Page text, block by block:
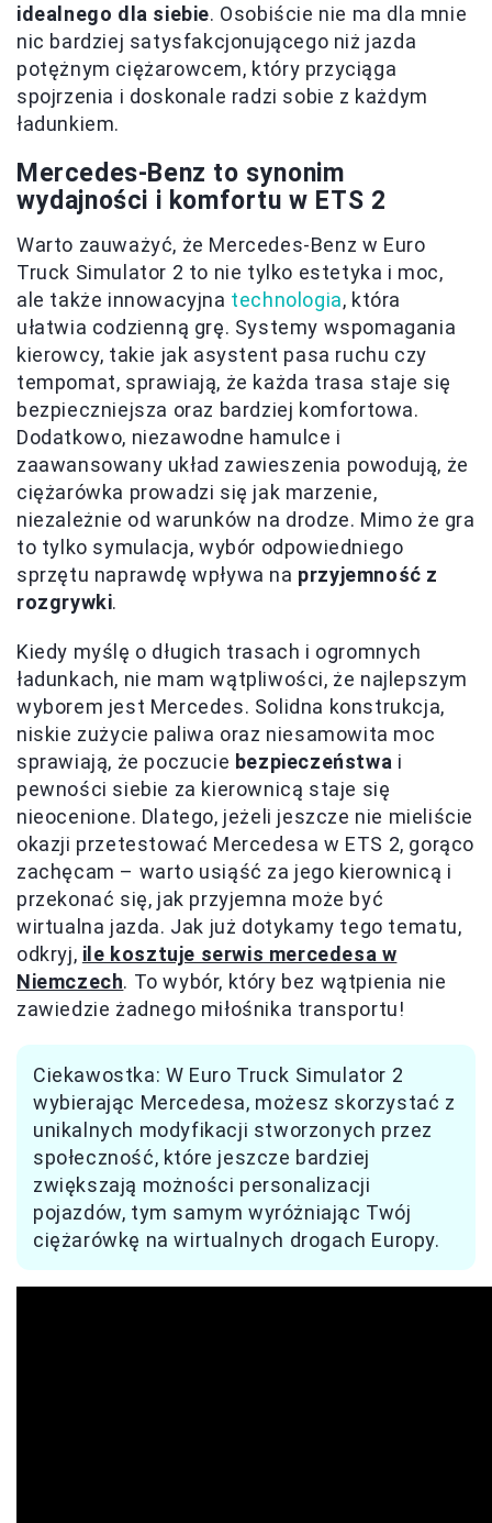
idealnego dla siebie. Osobiście nie ma dla mnie
nic bardziej satysfakcjonującego niż jazda
potężnym ciężarowcem, który przyciąga
spojrzenia i doskonale radzi sobie z każdym
ładunkiem.
Mercedes-Benz to synonim
wydajności i komfortu w ETS 2
Warto zauważyć, że Mercedes-Benz w Euro
Truck Simulator 2 to nie tylko estetyka i moc,
ale także innowacyjna technologia, która
ułatwia codzienną grę. Systemy wspomagania
kierowcy, takie jak asystent pasa ruchu czy
tempomat, sprawiają, że każda trasa staje się
bezpieczniejsza oraz bardziej komfortowa.
Dodatkowo, niezawodne hamulce i
zaawansowany układ zawieszenia powodują, że
ciężarówka prowadzi się jak marzenie,
niezależnie od warunków na drodze. Mimo że gra
to tylko symulacja, wybór odpowiedniego
sprzętu naprawdę wpływa na przyjemność z
rozgrywki.
Kiedy myślę o długich trasach i ogromnych
ładunkach, nie mam wątpliwości, że najlepszym
wyborem jest Mercedes. Solidna konstrukcja,
niskie zużycie paliwa oraz niesamowita moc
sprawiają, że poczucie bezpieczeństwa i
pewności siebie za kierownicą staje się
nieocenione. Dlatego, jeżeli jeszcze nie mieliście
okazji przetestować Mercedesa w ETS 2, gorąco
zachęcam – warto usiąść za jego kierownicą i
przekonać się, jak przyjemna może być
wirtualna jazda. Jak już dotykamy tego tematu,
odkryj, ile kosztuje serwis mercedesa w
Niemczech. To wybór, który bez wątpienia nie
zawiedzie żadnego miłośnika transportu!
Ciekawostka: W Euro Truck Simulator 2
wybierając Mercedesa, możesz skorzystać z
unikalnych modyfikacji stworzonych przez
społeczność, które jeszcze bardziej
zwiększają możności personalizacji
pojazdów, tym samym wyróżniając Twój
ciężarówkę na wirtualnych drogach Europy.